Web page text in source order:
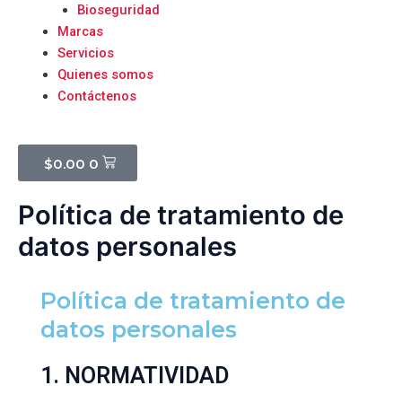
Bioseguridad
Marcas
Servicios
Quienes somos
Contáctenos
$0.00 0
Cart
Política de tratamiento de
datos personales
Política de tratamiento de
datos personales
1. NORMATIVIDAD